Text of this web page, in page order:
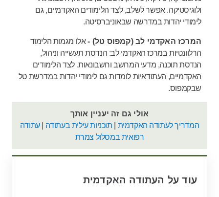
ולוגיסטיקה. אפשר לשלב, לצד הלימודים האקדמיים, גם
לימודי יהדות במדרשה שבאוניברסיטה.
המרכז האקדמי לב (קמפוס טל) -אלו מגמות הלימוד
הרלוונטיות במרכז האקדמי לב: הנדסת תעשייה וניהול,
הנדסת תוכנה, מדעי המחשב וחשבונאות. לצד הלימודים
האקדמיים, העתודאיות לומדות גם לימודי יהדות במדרשת טל
שבקמפוס.
אולי גם זה יעניין אותך
המדריך לעתודה האקדמית
תוכניות עילית בעתודה |עתודה
רפואית במסלול צמרת
עוד על העתודה האקדמית